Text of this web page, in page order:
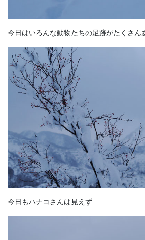
今日はいろんな動物たちの足跡がたくさん
今日もハナコさんは見えず